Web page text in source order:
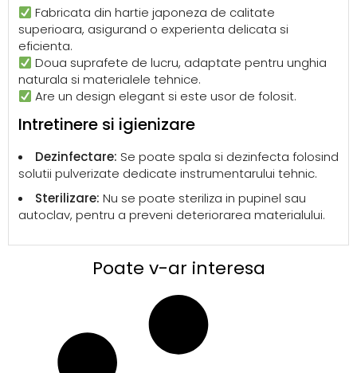
Fabricata din hartie japoneza de calitate
superioara, asigurand o experienta delicata si
eficienta.
Doua suprafete de lucru, adaptate pentru unghia
naturala si materialele tehnice.
Are un design elegant si este usor de folosit.
Intretinere si igienizare
Dezinfectare: Se poate spala si dezinfecta folosind
solutii pulverizate dedicate instrumentarului tehnic.
Sterilizare: Nu se poate steriliza in pupinel sau
autoclav, pentru a preveni deteriorarea materialului.
Poate v-ar interesa